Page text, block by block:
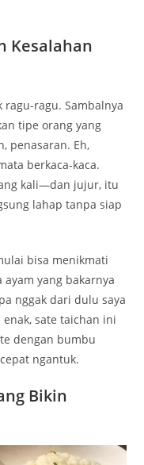
Kesalahan
ragu-ragu. Sambalnya
tipe orang yang
penasaran. Eh,
berkaca-kaca.
kali—dan jujur, itu
lahap tanpa siap
bisa menikmati
yang bakarnya
nggak dari dulu saya
sate taichan ini
dengan bumbu
ngantuk.
Bikin